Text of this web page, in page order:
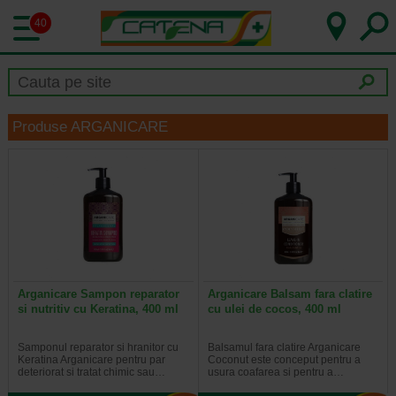
40
Produse ARGANICARE
Arganicare Sampon reparator
si nutritiv cu Keratina, 400 ml
Samponul reparator si hranitor cu
Keratina Arganicare pentru par
deteriorat si tratat chimic sau…
Arganicare Balsam fara clatire
cu ulei de cocos, 400 ml
Balsamul fara clatire Arganicare
Coconut este conceput pentru a
usura coafarea si pentru a…